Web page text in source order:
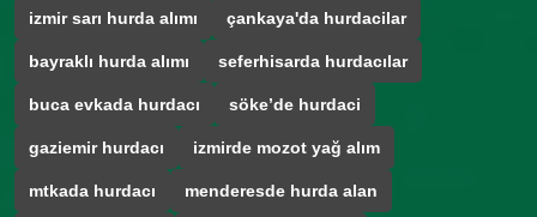
izmir sarı hurda alımı çankaya'da hurdacilar
bayraklı hurda alımı seferhisarda hurdacılar
buca evkada hurdacı söke’de hurdaci
gaziemir hurdacı izmirde mozot yağ alım
mtkada hurdacı menderesde hurda alan